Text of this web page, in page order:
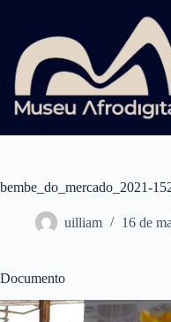
conteúdo
bembe_do_mercado_2021-
uilliam 16 de
Documento